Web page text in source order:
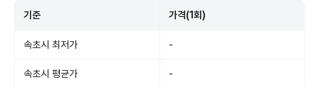
기준 가격(1회)
속초시 최저가 -
속초시 평균가 -